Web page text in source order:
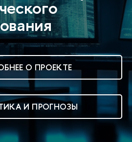
О ПРОЕКТЕ
И ПРОГНОЗЫ